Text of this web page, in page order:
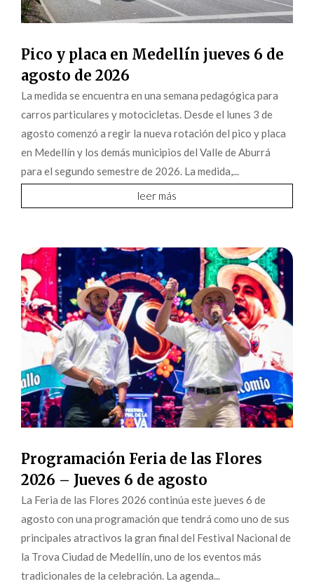
Pico y placa en Medellín jueves 6 de
agosto de 2026
La medida se encuentra en una semana pedagógica para
carros particulares y motocicletas. Desde el lunes 3 de
agosto comenzó a regir la nueva rotación del pico y placa
en Medellín y los demás municipios del Valle de Aburrá
para el segundo semestre de 2026. La medida,...
leer más
Programación Feria de las Flores
2026 – Jueves 6 de agosto
La Feria de las Flores 2026 continúa este jueves 6 de
agosto con una programación que tendrá como uno de sus
principales atractivos la gran final del Festival Nacional de
la Trova Ciudad de Medellín, uno de los eventos más
tradicionales de la celebración. La agenda...